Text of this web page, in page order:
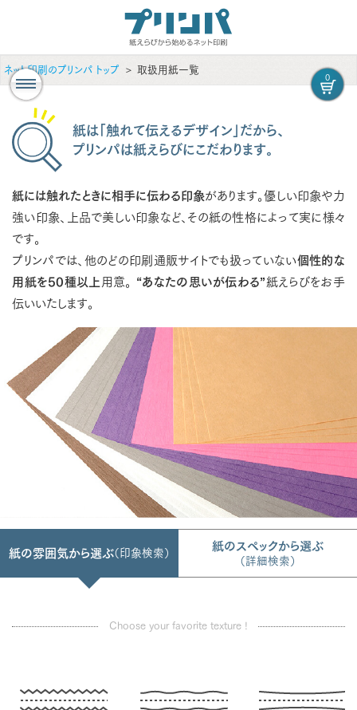
0
ネット印刷のプリンパ トップ 取扱用紙一覧
紙は「触れて伝えるデザイン」だから、
プリンパは紙えらびにこだわります。
紙には触れたときに相手に伝わる印象があります。優しい印象や力
強い印象、上品で美しい印象など、その紙の性格によって実に様々
です。
プリンパでは、他のどの印刷通販サイトでも扱っていない個性的な
用紙を50種以上 用意。 “あなたの思いが伝わる”紙えらびをお手
伝いいたします。
紙の雰囲気から選ぶ（印象検索）
紙のスペックから選ぶ
（詳細検索）
Choose your favorite texture !